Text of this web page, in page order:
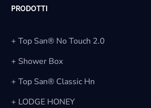
PRODOTTI
+ Top San® No Touch 2.0
+ Shower Box
+ Top San® Classic Hn
+ LODGE HONEY